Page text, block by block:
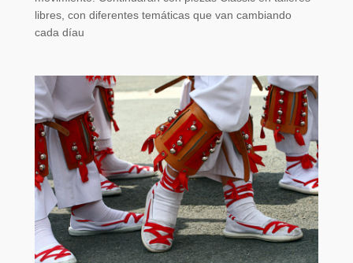
libres, con diferentes temáticas que van cambiando
cada díau